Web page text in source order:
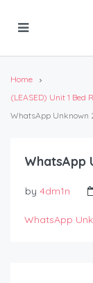
Home
(LEASED) Unit 1 Bed
WhatsApp Unknown
WhatsApp
by 4dm1n
WhatsApp